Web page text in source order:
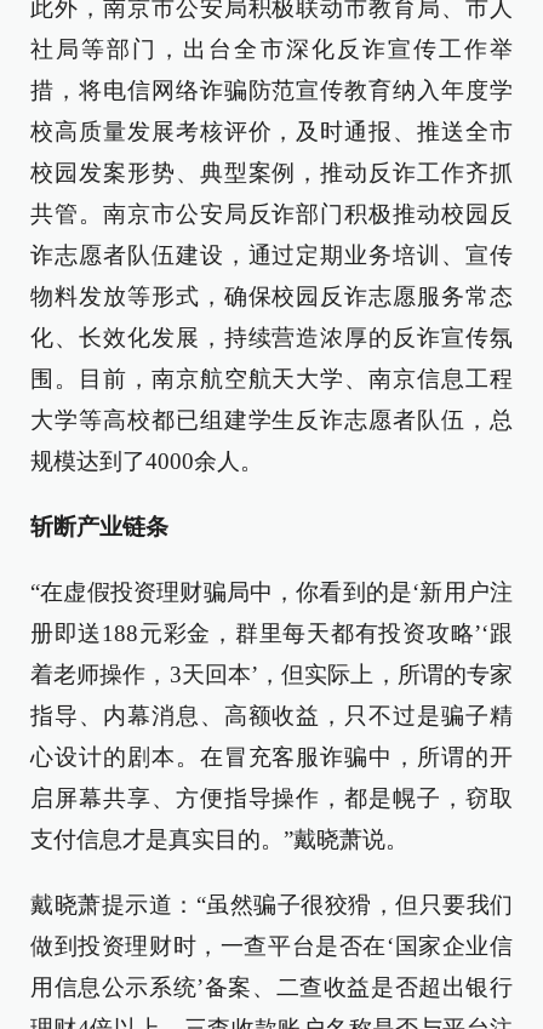
此外，南京市公安局积极联动市教育局、市人
社局等部门，出台全市深化反诈宣传工作举
措，将电信网络诈骗防范宣传教育纳入年度学
校高质量发展考核评价，及时通报、推送全市
校园发案形势、典型案例，推动反诈工作齐抓
共管。南京市公安局反诈部门积极推动校园反
诈志愿者队伍建设，通过定期业务培训、宣传
物料发放等形式，确保校园反诈志愿服务常态
化、长效化发展，持续营造浓厚的反诈宣传氛
围。目前，南京航空航天大学、南京信息工程
大学等高校都已组建学生反诈志愿者队伍，总
规模达到了4000余人。
斩断产业链条
“在虚假投资理财骗局中，你看到的是‘新用户注
册即送188元彩金，群里每天都有投资攻略’‘跟
着老师操作，3天回本’，但实际上，所谓的专家
指导、内幕消息、高额收益，只不过是骗子精
心设计的剧本。在冒充客服诈骗中，所谓的开
启屏幕共享、方便指导操作，都是幌子，窃取
支付信息才是真实目的。”戴晓萧说。
戴晓萧提示道：“虽然骗子很狡猾，但只要我们
做到投资理财时，一查平台是否在‘国家企业信
用信息公示系统’备案、二查收益是否超出银行